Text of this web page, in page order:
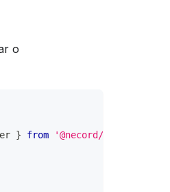
o
} from '@necord/localization'